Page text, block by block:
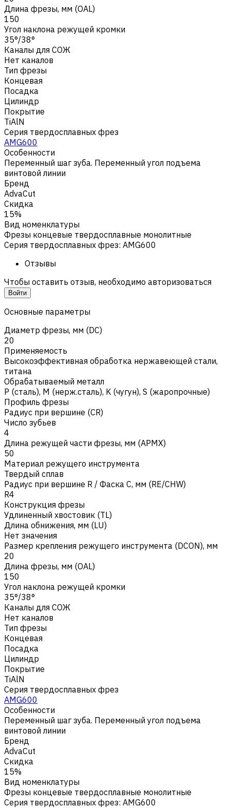
Длина фрезы, мм (OAL)
150
Угол наклона режущей кромки
35°/38°
Каналы для СОЖ
Нет каналов
Тип фрезы
Концевая
Посадка
Цилиндр
Покрытие
TiAlN
Серия твердосплавных фрез
AMG600
Особенности
Переменный шаг зуба. Переменный угол подъема
винтовой линии
Бренд
AdvaCut
Скидка
15%
Вид номенклатуры
Фрезы концевые твердосплавные монолитные
Серия твердосплавных фрез: AMG600
Отзывы
Чтобы оставить отзыв, необходимо авторизоваться
Войти
Основные параметры
Диаметр фрезы, мм (DC)
20
Применяемость
Высокоэффективная обработка нержавеющей стали,
титана
Обрабатываемый металл
Р (сталь), M (нерж.сталь), K (чугун), S (жаропрочные)
Профиль фрезы
Радиус при вершине (CR)
Число зубьев
4
Длина режущей части фрезы, мм (APMX)
50
Материал режущего инструмента
Твердый сплав
Радиус при вершине R / Фаска C, мм (RE/CHW)
R4
Конструкция фрезы
Удлиненный хвостовик (TL)
Длина обнижения, мм (LU)
Нет значения
Размер крепления режущего инструмента (DCON), мм
20
Длина фрезы, мм (OAL)
150
Угол наклона режущей кромки
35°/38°
Каналы для СОЖ
Нет каналов
Тип фрезы
Концевая
Посадка
Цилиндр
Покрытие
TiAlN
Серия твердосплавных фрез
AMG600
Особенности
Переменный шаг зуба. Переменный угол подъема
винтовой линии
Бренд
AdvaCut
Скидка
15%
Вид номенклатуры
Фрезы концевые твердосплавные монолитные
Серия твердосплавных фрез: AMG600